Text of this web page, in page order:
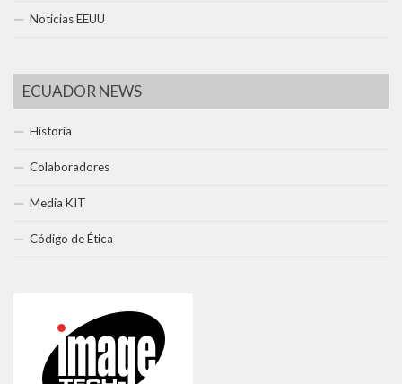
Noticias EEUU
ECUADOR NEWS
Historia
Colaboradores
Media KIT
Código de Ética